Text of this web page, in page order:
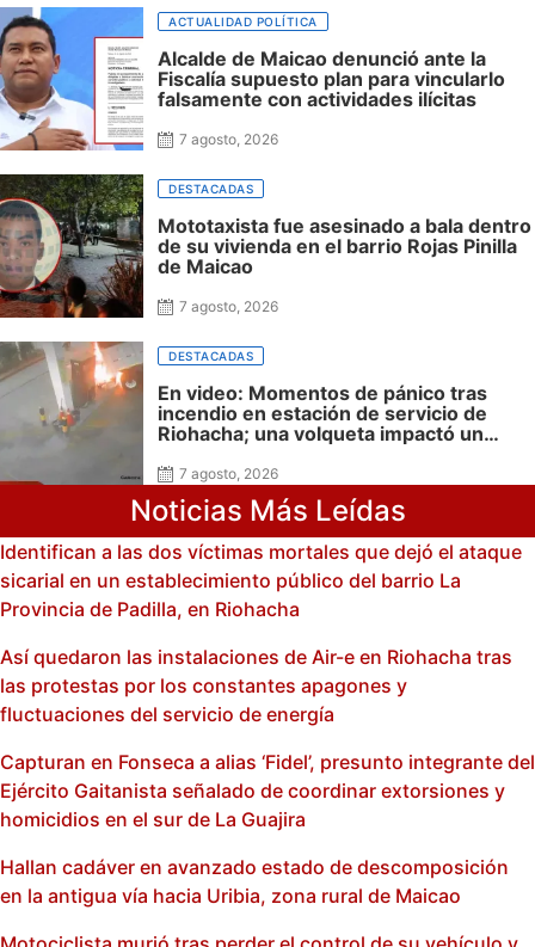
honor en Riohacha
ACTUALIDAD POLÍTICA
Alcalde de Maicao denunció ante la
Fiscalía supuesto plan para vincularlo
falsamente con actividades ilícitas
7 agosto, 2026
DESTACADAS
Mototaxista fue asesinado a bala dentro
de su vivienda en el barrio Rojas Pinilla
de Maicao
7 agosto, 2026
DESTACADAS
En video: Momentos de pánico tras
incendio en estación de servicio de
Riohacha; una volqueta impactó un
reversa
7 agosto, 2026
Noticias Más Leídas
Identifican a las dos víctimas mortales que dejó el ataque
sicarial en un establecimiento público del barrio La
Provincia de Padilla, en Riohacha
Así quedaron las instalaciones de Air-e en Riohacha tras
las protestas por los constantes apagones y
fluctuaciones del servicio de energía
Capturan en Fonseca a alias ‘Fidel’, presunto integrante del
Ejército Gaitanista señalado de coordinar extorsiones y
homicidios en el sur de La Guajira
Hallan cadáver en avanzado estado de descomposición
en la antigua vía hacia Uribia, zona rural de Maicao